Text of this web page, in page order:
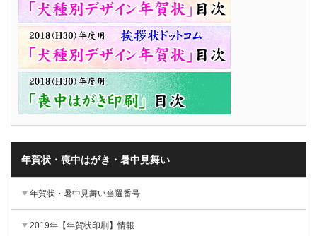
年賀状・喪中はがき・暑中見舞い
年賀状・暑中見舞い当選番号
2019年【年賀状印刷】情報